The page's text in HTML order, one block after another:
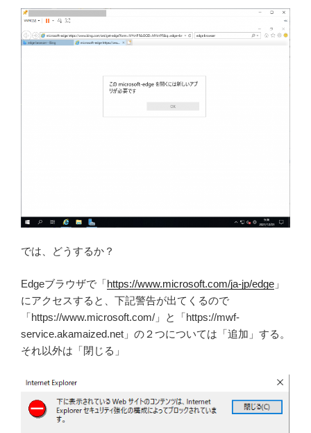
では、どうするか？
Edgeブラウザで「https://www.microsoft.com/ja-jp/edge 」
にアクセスすると、下記警告が出てくるので
「https://www.microsoft.com/」と「https://mwf-
service.akamaized.net」の２つについては「追加」する。
それ以外は「閉じる」